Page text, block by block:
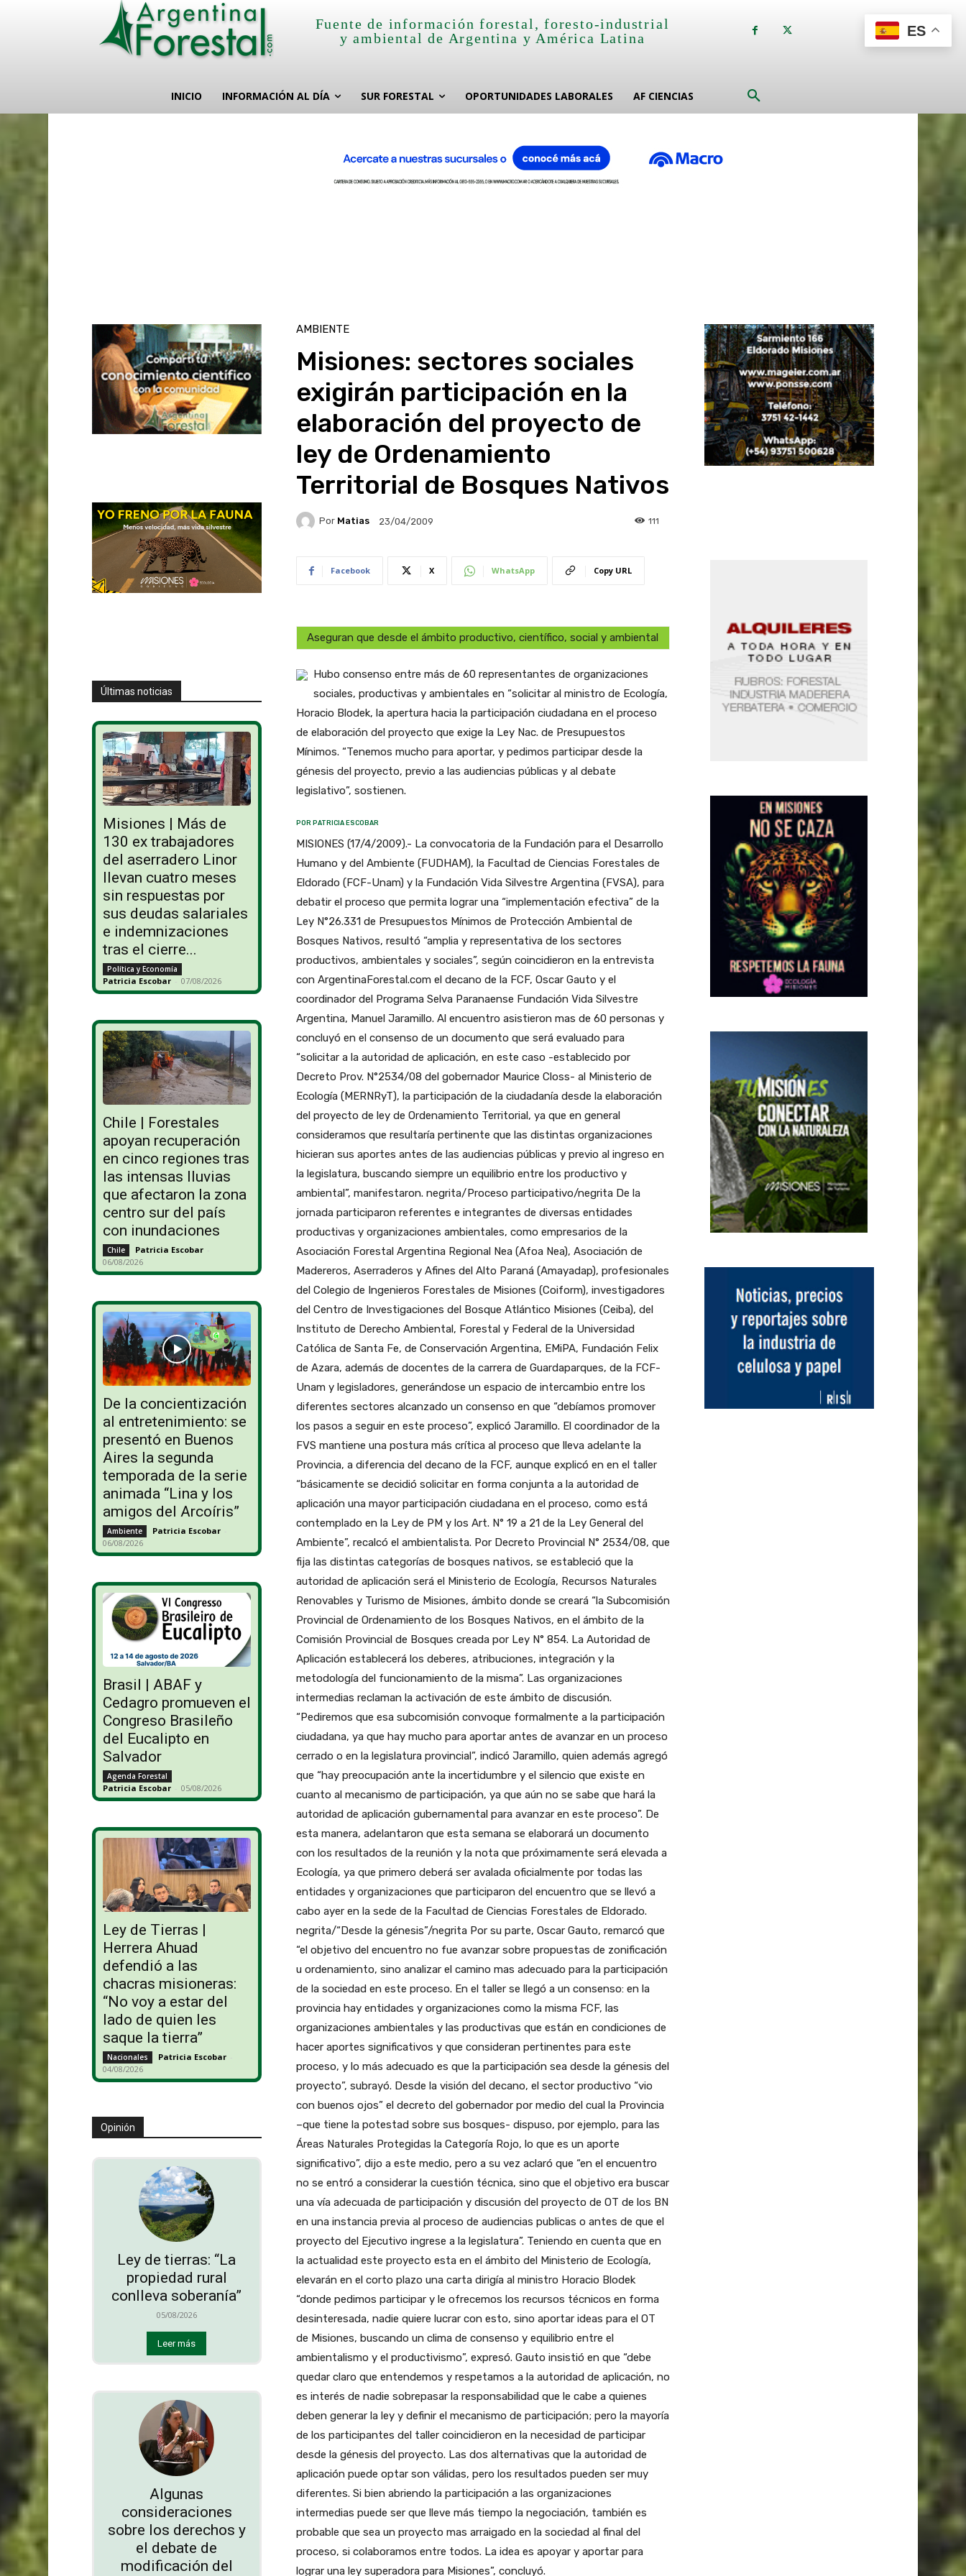
Fuente de información forestal, foresto-industrial
y ambiental de Argentina y América Latina
INICIO INFORMACIÓN AL DÍA SUR FORESTAL OPORTUNIDADES LABORALES AF CIENCIAS
Últimas noticias
Misiones | Más de
130 ex trabajadores
del aserradero Linor
llevan cuatro meses
sin respuestas por
sus deudas salariales
e indemnizaciones
tras el cierre...
Política y Economía
Patricia Escobar - 07/08/2026
Chile | Forestales
apoyan recuperación
en cinco regiones tras
las intensas lluvias
que afectaron la zona
centro sur del país
con inundaciones
Chile Patricia Escobar -
06/08/2026
De la concientización
al entretenimiento: se
presentó en Buenos
Aires la segunda
temporada de la serie
animada “Lina y los
amigos del Arcoíris”
Ambiente Patricia Escobar -
06/08/2026
Brasil | ABAF y
Cedagro promueven el
Congreso Brasileño
del Eucalipto en
Salvador
Agenda Forestal
Patricia Escobar - 05/08/2026
Ley de Tierras |
Herrera Ahuad
defendió a las
chacras misioneras:
“No voy a estar del
lado de quien les
saque la tierra”
Nacionales Patricia Escobar -
04/08/2026
Opinión
Ley de tierras: “La
propiedad rural
conlleva soberanía”
05/08/2026
Leer más
Algunas
consideraciones
sobre los derechos y
el debate de
modificación del
AMBIENTE
Misiones: sectores sociales
exigirán participación en la
elaboración del proyecto de
ley de Ordenamiento
Territorial de Bosques Nativos
Por Matias 23/04/2009 111
Facebook X WhatsApp Copy URL
Aseguran que desde el ámbito productivo, científico, social y ambiental
Hubo consenso entre más de 60 representantes de organizaciones
sociales, productivas y ambientales en “solicitar al ministro de Ecología,
Horacio Blodek, la apertura hacia la participación ciudadana en el proceso
de elaboración del proyecto que exige la Ley Nac. de Presupuestos
Mínimos. “Tenemos mucho para aportar, y pedimos participar desde la
génesis del proyecto, previo a las audiencias públicas y al debate
legislativo”, sostienen.
POR PATRICIA ESCOBAR
MISIONES (17/4/2009).- La convocatoria de la Fundación para el Desarrollo
Humano y del Ambiente (FUDHAM), la Facultad de Ciencias Forestales de
Eldorado (FCF-Unam) y la Fundación Vida Silvestre Argentina (FVSA), para
debatir el proceso que permita lograr una “implementación efectiva” de la
Ley N°26.331 de Presupuestos Mínimos de Protección Ambiental de
Bosques Nativos, resultó “amplia y representativa de los sectores
productivos, ambientales y sociales”, según coincidieron en la entrevista
con ArgentinaForestal.com el decano de la FCF, Oscar Gauto y el
coordinador del Programa Selva Paranaense Fundación Vida Silvestre
Argentina, Manuel Jaramillo. Al encuentro asistieron mas de 60 personas y
concluyó en el consenso de un documento que será evaluado para
“solicitar a la autoridad de aplicación, en este caso -establecido por
Decreto Prov. N°2534/08 del gobernador Maurice Closs- al Ministerio de
Ecología (MERNRyT), la participación de la ciudadanía desde la elaboración
del proyecto de ley de Ordenamiento Territorial, ya que en general
consideramos que resultaría pertinente que las distintas organizaciones
hicieran sus aportes antes de las audiencias públicas y previo al ingreso en
la legislatura, buscando siempre un equilibrio entre los productivo y
ambiental”, manifestaron. negrita/Proceso participativo/negrita De la
jornada participaron referentes e integrantes de diversas entidades
productivas y organizaciones ambientales, como empresarios de la
Asociación Forestal Argentina Regional Nea (Afoa Nea), Asociación de
Madereros, Aserraderos y Afines del Alto Paraná (Amayadap), profesionales
del Colegio de Ingenieros Forestales de Misiones (Coiform), investigadores
del Centro de Investigaciones del Bosque Atlántico Misiones (Ceiba), del
Instituto de Derecho Ambiental, Forestal y Federal de la Universidad
Católica de Santa Fe, de Conservación Argentina, EMiPA, Fundación Felix
de Azara, además de docentes de la carrera de Guardaparques, de la FCF-
Unam y legisladores, generándose un espacio de intercambio entre los
diferentes sectores alcanzado un consenso en que “debíamos promover
los pasos a seguir en este proceso”, explicó Jaramillo. El coordinador de la
FVS mantiene una postura más crítica al proceso que lleva adelante la
Provincia, a diferencia del decano de la FCF, aunque explicó en en el taller
“básicamente se decidió solicitar en forma conjunta a la autoridad de
aplicación una mayor participación ciudadana en el proceso, como está
contemplado en la Ley de PM y los Art. N° 19 a 21 de la Ley General del
Ambiente”, recalcó el ambientalista. Por Decreto Provincial N° 2534/08, que
fija las distintas categorías de bosques nativos, se estableció que la
autoridad de aplicación será el Ministerio de Ecología, Recursos Naturales
Renovables y Turismo de Misiones, ámbito donde se creará “la Subcomisión
Provincial de Ordenamiento de los Bosques Nativos, en el ámbito de la
Comisión Provincial de Bosques creada por Ley N° 854. La Autoridad de
Aplicación establecerá los deberes, atribuciones, integración y la
metodología del funcionamiento de la misma”. Las organizaciones
intermedias reclaman la activación de este ámbito de discusión.
“Pediremos que esa subcomisión convoque formalmente a la participación
ciudadana, ya que hay mucho para aportar antes de avanzar en un proceso
cerrado o en la legislatura provincial”, indicó Jaramillo, quien además agregó
que “hay preocupación ante la incertidumbre y el silencio que existe en
cuanto al mecanismo de participación, ya que aún no se sabe que hará la
autoridad de aplicación gubernamental para avanzar en este proceso”. De
esta manera, adelantaron que esta semana se elaborará un documento
con los resultados de la reunión y la nota que próximamente será elevada a
Ecología, ya que primero deberá ser avalada oficialmente por todas las
entidades y organizaciones que participaron del encuentro que se llevó a
cabo ayer en la sede de la Facultad de Ciencias Forestales de Eldorado.
negrita/“Desde la génesis”/negrita Por su parte, Oscar Gauto, remarcó que
“el objetivo del encuentro no fue avanzar sobre propuestas de zonificación
u ordenamiento, sino analizar el camino mas adecuado para la participación
de la sociedad en este proceso. En el taller se llegó a un consenso: en la
provincia hay entidades y organizaciones como la misma FCF, las
organizaciones ambientales y las productivas que están en condiciones de
hacer aportes significativos y que consideran pertinentes para este
proceso, y lo más adecuado es que la participación sea desde la génesis del
proyecto”, subrayó. Desde la visión del decano, el sector productivo “vio
con buenos ojos” el decreto del gobernador por medio del cual la Provincia
–que tiene la potestad sobre sus bosques- dispuso, por ejemplo, para las
Áreas Naturales Protegidas la Categoría Rojo, lo que es un aporte
significativo”, dijo a este medio, pero a su vez aclaró que “en el encuentro
no se entró a considerar la cuestión técnica, sino que el objetivo era buscar
una vía adecuada de participación y discusión del proyecto de OT de los BN
en una instancia previa al proceso de audiencias publicas o antes de que el
proyecto del Ejecutivo ingrese a la legislatura”. Teniendo en cuenta que en
la actualidad este proyecto esta en el ámbito del Ministerio de Ecología,
elevarán en el corto plazo una carta dirigía al ministro Horacio Blodek
“donde pedimos participar y le ofrecemos los recursos técnicos en forma
desinteresada, nadie quiere lucrar con esto, sino aportar ideas para el OT
de Misiones, buscando un clima de consenso y equilibrio entre el
ambientalismo y el productivismo”, expresó. Gauto insistió en que “debe
quedar claro que entendemos y respetamos a la autoridad de aplicación, no
es interés de nadie sobrepasar la responsabilidad que le cabe a quienes
deben generar la ley y definir el mecanismo de participación; pero la mayoría
de los participantes del taller coincidieron en la necesidad de participar
desde la génesis del proyecto. Las dos alternativas que la autoridad de
aplicación puede optar son válidas, pero los resultados pueden ser muy
diferentes. Si bien abriendo la participación a las organizaciones
intermedias puede ser que lleve más tiempo la negociación, también es
probable que sea un proyecto mas arraigado en la sociedad al final del
proceso, si colaboramos entre todos. La idea es apoyar y aportar para
lograr una ley superadora para Misiones”, concluyó.
ES